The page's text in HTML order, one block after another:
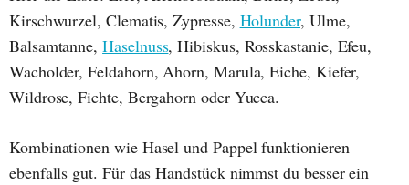
Kirschwurzel, Clematis, Zypresse, Holunder, Ulme,
Balsamtanne,Haselnuss, Hibiskus, Rosskastanie, Efeu,
Wacholder, Feldahorn, Ahorn, Marula, Eiche, Kiefer,
Wildrose, Fichte, Bergahorn oder Yucca.
Kombinationen wie Hasel und Pappel funktionieren
ebenfalls gut. Für das Handstück nimmst du besser ein